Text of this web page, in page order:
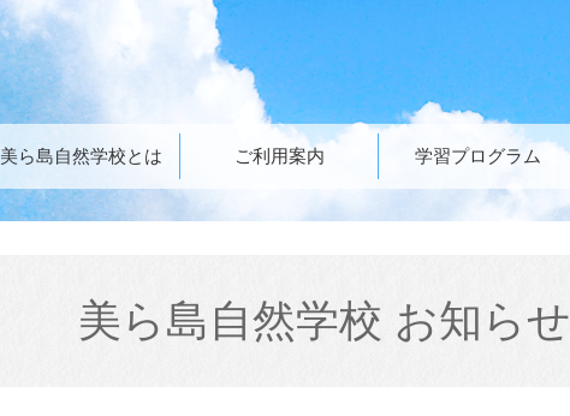
美ら島自然学校とは ご利用案内 学習プログラム
美ら島自然学校 お知らせ